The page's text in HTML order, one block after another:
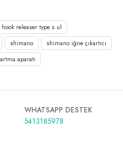
releaser type s ul
shimano
shimano iğne çıkartıcı
aparatı
WHATSAPP DESTEK
5413185978